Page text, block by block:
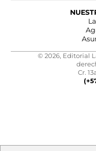
© 2026, Editorial
Cr.